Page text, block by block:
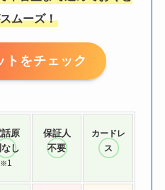
ムーズ！
トをチェック
話原
なし
※1
保証人
不要
カードレ
ス